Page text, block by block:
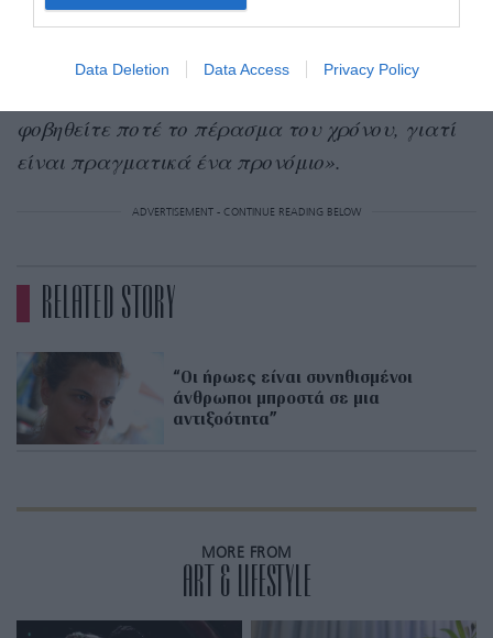
Data Deletion Data Access Privacy Policy
Κλείνοντας, τόνισε:«Αν είσαι τυχερός, θα
μεγαλώσεις.Τα νεαρά κορίτσια δεν
φοβηθείτε ποτέ το πέρασμα του χρόνου, γιατί
είναι πραγματικά ένα προνόμιο».
ADVERTISEMENT - CONTINUE READING BELOW
RELATED STORY
“Oι ήρωες είναι συνηθισμένοι
άνθρωποι μπροστά σε μια
αντιξοότητα”
MORE FROM
ART & LIFESTYLE